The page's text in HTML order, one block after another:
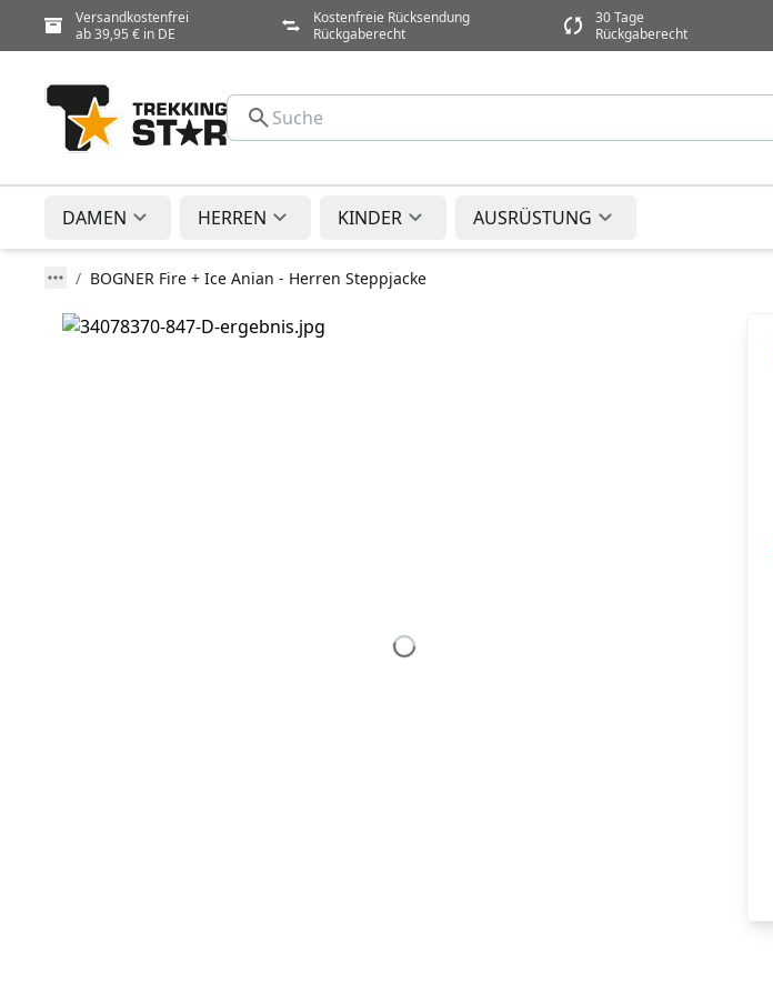
Versandkostenfrei
ab 39,95 € in DE
Kostenfreie Rücksendung
Rückgaberecht
30 Tage
Rückgaberecht
DAMEN HERREN KINDER AUSRÜSTUNG
BOGNER Fire + Ice Anian - Herren Steppjacke